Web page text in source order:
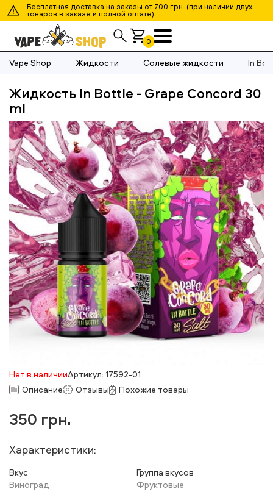
Бесплатная доставка на заказы от 700 грн. (при наличии двух
товаров в заказе и полной оптате).
0
Vape Shop Жидкости Солевые жидкости In
Жидкость In Bottle - Grape Concord 30
ml
Нет в наличииАртикул: 17592-01
Описание
Отзывы Похожие товары
350 грн.
Характеристики:
Вкус
Виноград
Группа вкусов
Фруктовые